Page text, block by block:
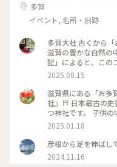
多賀
イベント, 名所・旧跡
多賀大社 古くから「
滋賀の豊かな自然の中に立派な境
記」によると、この
を始められ、日本の
万（やおよろず）の神
のち）の親神様であ
除け」の神様として
我が家分もご祈祷し
れたので一度来てみ
2025.08.15
滋賀県にある「お多
社』⛩️ 日本最古の史
つ神社です。 子供
家族で初詣に来てい
ら、久しぶりにこち
った雪が心配でした
が‥ なんと神社に着
な雪😂） お詣りが
2025.01.18
彦根から足を伸ばし
2024.11.16